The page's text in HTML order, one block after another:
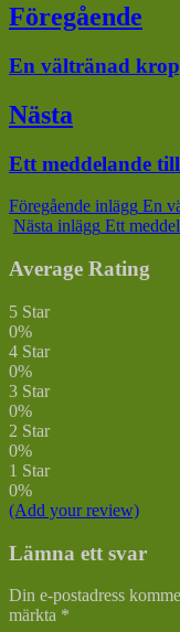
Föregående
Föregående
En vältränad
Nästa
Nästa
Ett meddelande
Föregående inlägg En
Nästa inlägg Ett
Average Rating
5 Star
0%
4 Star
0%
3 Star
0%
2 Star
0%
1 Star
0%
(Add your review)
Lämna ett svar
Din e-postadress
märkta *